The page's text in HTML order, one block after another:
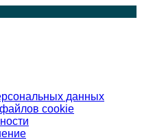
данных
cookie